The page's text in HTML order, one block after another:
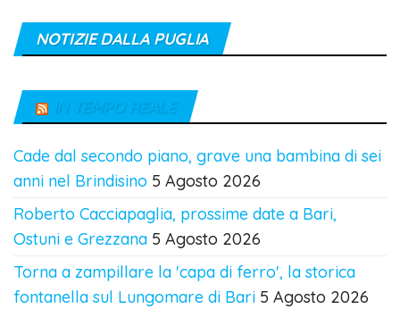
NOTIZIE DALLA PUGLIA
IN TEMPO REALE
Cade dal secondo piano, grave una bambina di sei
anni nel Brindisino 5 Agosto 2026
Roberto Cacciapaglia, prossime date a Bari,
Ostuni e Grezzana 5 Agosto 2026
Torna a zampillare la 'capa di ferro', la storica
fontanella sul Lungomare di Bari 5 Agosto 2026